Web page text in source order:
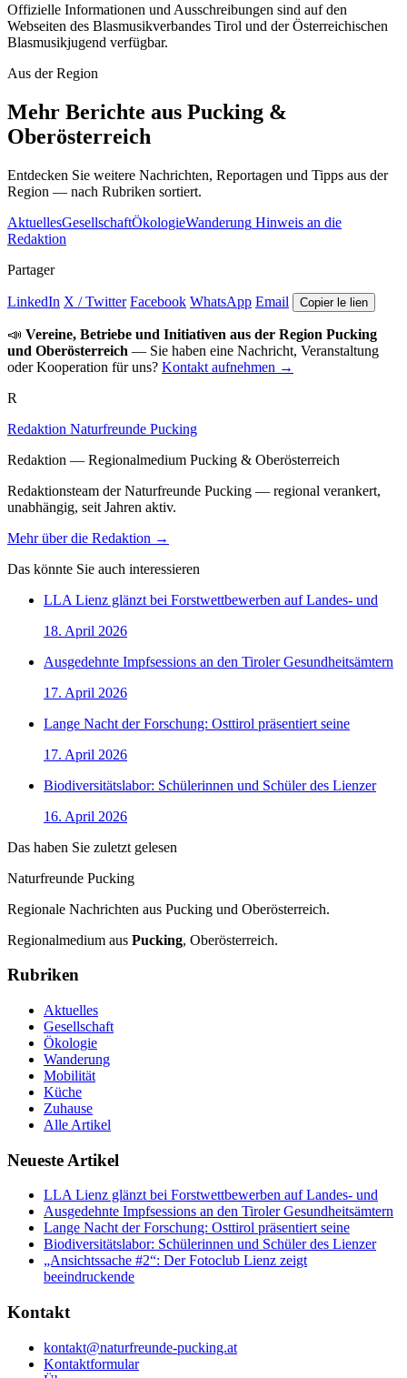
Offizielle Informationen und Ausschreibungen sind auf den
Webseiten des Blasmusikverbandes Tirol und der Österreichischen
Blasmusikjugend verfügbar.
Aus der Region
Mehr Berichte aus Pucking &
Oberösterreich
Entdecken Sie weitere Nachrichten, Reportagen und Tipps aus der
Region — nach Rubriken sortiert.
AktuellesGesellschaftÖkologieWanderung Hinweis an die
Redaktion
Partager
LinkedIn X / Twitter Facebook WhatsApp Email Copier le lien
📣 Vereine, Betriebe und Initiativen aus der Region Pucking
und Oberösterreich — Sie haben eine Nachricht, Veranstaltung
oder Kooperation für uns? Kontakt aufnehmen →
R
Redaktion Naturfreunde Pucking
Redaktion — Regionalmedium Pucking & Oberösterreich
Redaktionsteam der Naturfreunde Pucking — regional verankert,
unabhängig, seit Jahren aktiv.
Mehr über die Redaktion →
Das könnte Sie auch interessieren
LLA Lienz glänzt bei Forstwettbewerben auf Landes- und
18. April 2026
Ausgedehnte Impfsessions an den Tiroler Gesundheitsämtern
17. April 2026
Lange Nacht der Forschung: Osttirol präsentiert seine
17. April 2026
Biodiversitätslabor: Schülerinnen und Schüler des Lienzer
16. April 2026
Das haben Sie zuletzt gelesen
Naturfreunde Pucking
Regionale Nachrichten aus Pucking und Oberösterreich.
Regionalmedium aus Pucking, Oberösterreich.
Rubriken
Aktuelles
Gesellschaft
Ökologie
Wanderung
Mobilität
Küche
Zuhause
Alle Artikel
Neueste Artikel
LLA Lienz glänzt bei Forstwettbewerben auf Landes- und
Ausgedehnte Impfsessions an den Tiroler Gesundheitsämtern
Lange Nacht der Forschung: Osttirol präsentiert seine
Biodiversitätslabor: Schülerinnen und Schüler des Lienzer
„Ansichtssache #2“: Der Fotoclub Lienz zeigt
beeindruckende
Kontakt
kontakt@naturfreunde-pucking.at
Kontaktformular